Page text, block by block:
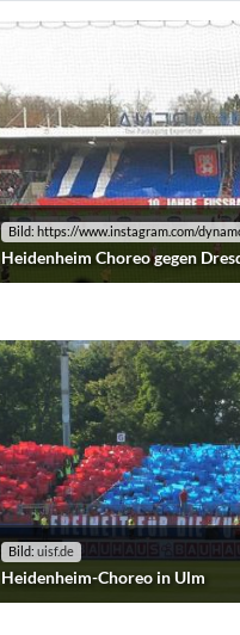
Bild: https://www.instagram.com/
Heidenheim Choreo gegen
Bild: uisf.de
Heidenheim-Choreo in Ulm